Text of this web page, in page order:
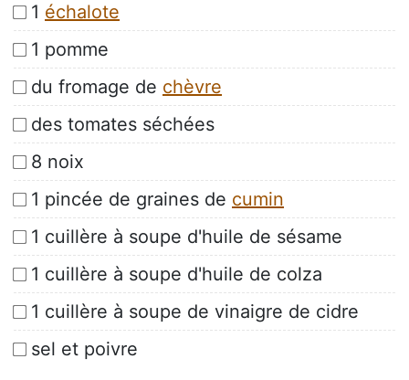
1 échalote
1 pomme
du fromage de chèvre
des tomates séchées
8 noix
1 pincée de graines de cumin
1 cuillère à soupe d'huile de sésame
1 cuillère à soupe d'huile de colza
1 cuillère à soupe de vinaigre de cidre
sel et poivre